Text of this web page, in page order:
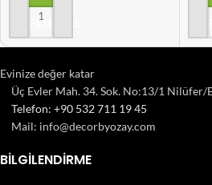
SEPETE EKLE
Evinize değer katar
Üç Evler Mah. 34. Sok. No:13/1 Nilüfer/
Telefon: +90 532 711 19 45
Mail: info@decorbyozay.com
BILGILENDIRME